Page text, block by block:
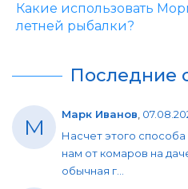
Какие использовать
летней рыбалки?
Последние
М Марк Иванов
Насчет этого
нам от комаров на
обычная г...